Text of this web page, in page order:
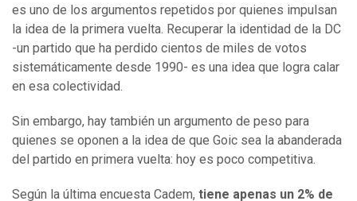
es uno de los argumentos repetidos por quienes impulsan
la idea de la primera vuelta. Recuperar la identidad de la DC
-un partido que ha perdido cientos de miles de votos
sistemáticamente desde 1990- es una idea que logra calar
en esa colectividad.
Sin embargo, hay también un argumento de peso para
quienes se oponen a la idea de que Goic sea la abanderada
del partido en primera vuelta: hoy es poco competitiva.
Según la última encuesta Cadem, tiene apenas un 2% de